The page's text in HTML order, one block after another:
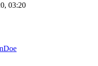
03:20